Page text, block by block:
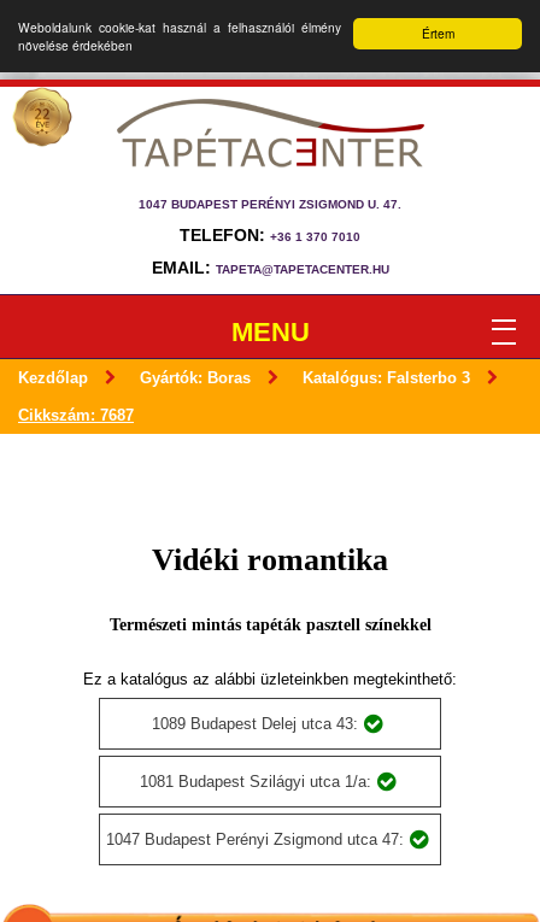
Értem
Weboldalunk cookie-kat használ a felhasználói élmény
növelése érdekében
1047 BUDAPEST PERÉNYI ZSIGMOND U. 47.
TELEFON: +36 1 370 7010
EMAIL: TAPETA@TAPETACENTER.HU
MENU
Kezdőlap Gyártók: Boras Katalógus: Falsterbo 3
Cikkszám: 7687
Vidéki romantika
Természeti mintás tapéták pasztell színekkel
Ez a katalógus az alábbi üzleteinkben megtekinthető:
1089 Budapest Delej utca 43:
1081 Budapest Szilágyi utca 1/a:
1047 Budapest Perényi Zsigmond utca 47: